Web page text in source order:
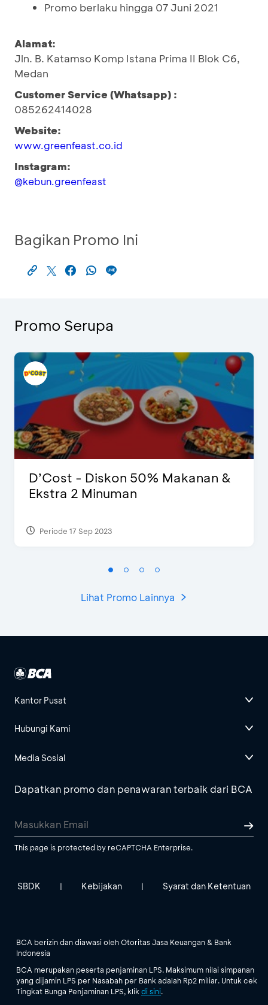
Promo berlaku hingga 07 Juni 2021
Alamat:
Jln. B. Katamso Komp Istana Prima II Blok C6,
Medan
Customer Service (Whatsapp) :
085262414028
Website:
www.greenfeast.co.id
Instagram:
@kebun.greenfeast
Bagikan Promo Ini
Promo Serupa
D’Cost - Diskon 50% Makanan &
Ekstra 2 Minuman
Periode 17 Sep 2023
Lihat Promo Lainnya
Kantor Pusat
Hubungi Kami
Media Sosial
Dapatkan promo dan penawaran terbaik dari BCA
This page is protected by reCAPTCHA Enterprise.
SBDK | Kebijakan | Syarat dan Ketentuan
BCA berizin dan diawasi oleh Otoritas Jasa Keuangan & Bank
Indonesia
BCA merupakan peserta penjaminan LPS. Maksimum nilai simpanan
yang dijamin LPS per Nasabah per Bank adalah Rp2 miliar. Untuk cek
Tingkat Bunga Penjaminan LPS, klik di sini.